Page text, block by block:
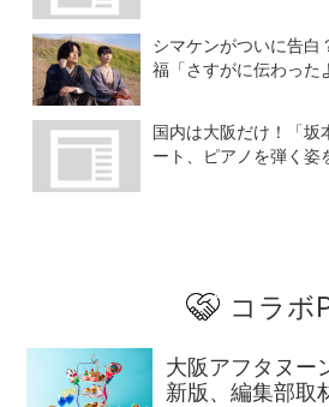
シマケンがついに告白
福「さすがに伝わった
国内は大阪だけ！「坂
ート、ピアノを弾く姿
コラボ
大阪アフタヌー
新版、編集部取